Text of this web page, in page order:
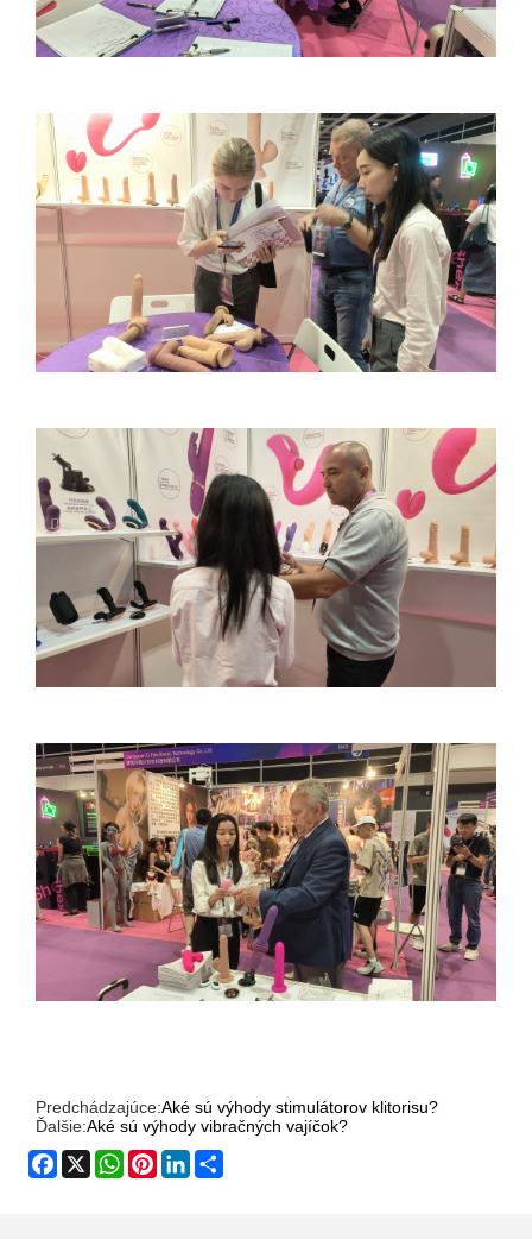
Predchádzajúce:Aké sú výhody stimulátorov klitorisu?
Ďalšie:Aké sú výhody vibračných vajíčok?
Facebook
X WhatsApp
Pinterest
LinkedIn